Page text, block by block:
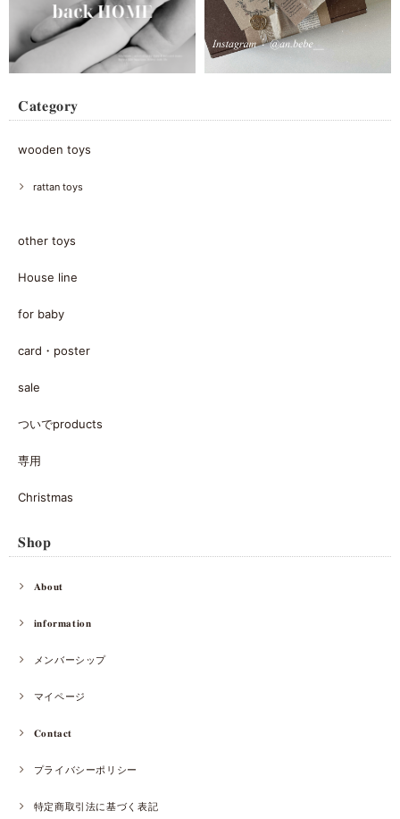
𝐂𝐚𝐭𝐞𝐠𝐨𝐫𝐲
wooden toys
rattan toys
other toys
House line
for baby
card・poster
sale
ついでproducts
専用
Christmas
𝐒𝐡𝐨𝐩
𝐀𝐛𝐨𝐮𝐭
𝐢𝐧𝐟𝐨𝐫𝐦𝐚𝐭𝐢𝐨𝐧
メンバーシップ
マイページ
𝐂𝐨𝐧𝐭𝐚𝐜𝐭
プライバシーポリシー
特定商取引法に基づく表記